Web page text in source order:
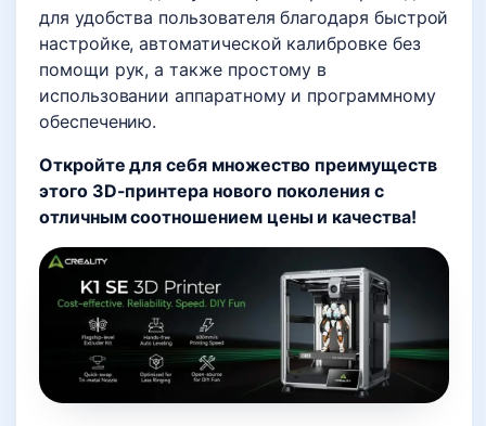
для удобства пользователя благодаря быстрой
настройке, автоматической калибровке без
помощи рук, а также простому в
использовании аппаратному и программному
обеспечению.
Откройте для себя множество преимуществ
этого 3D-принтера нового поколения с
отличным соотношением цены и качества!